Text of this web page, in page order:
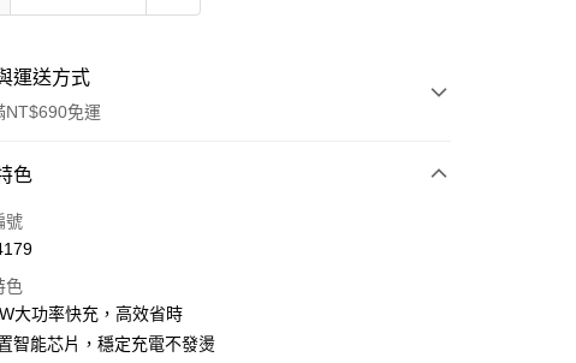
運送方式
NT$690免運
式
次付款
Pay
色
號
色
大功率快充，高效省時
智能芯片，穩定充電不發燙